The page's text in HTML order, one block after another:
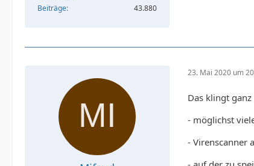
Beiträge
43.880
23. Mai 2020 um
Das klingt
- möglichst
- Virenscanner